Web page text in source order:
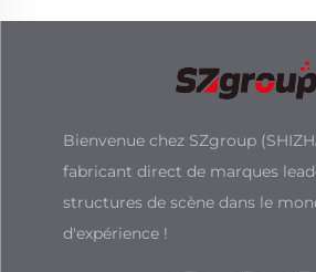
Bienvenue chez SZgroup
fabricant direct de marques
structures de scène dans le
d'expérience !